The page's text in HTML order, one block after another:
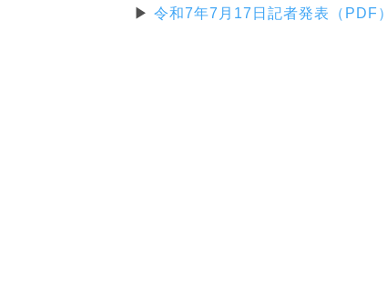
▶︎ 令和7年7月17日記者発表（PDF）